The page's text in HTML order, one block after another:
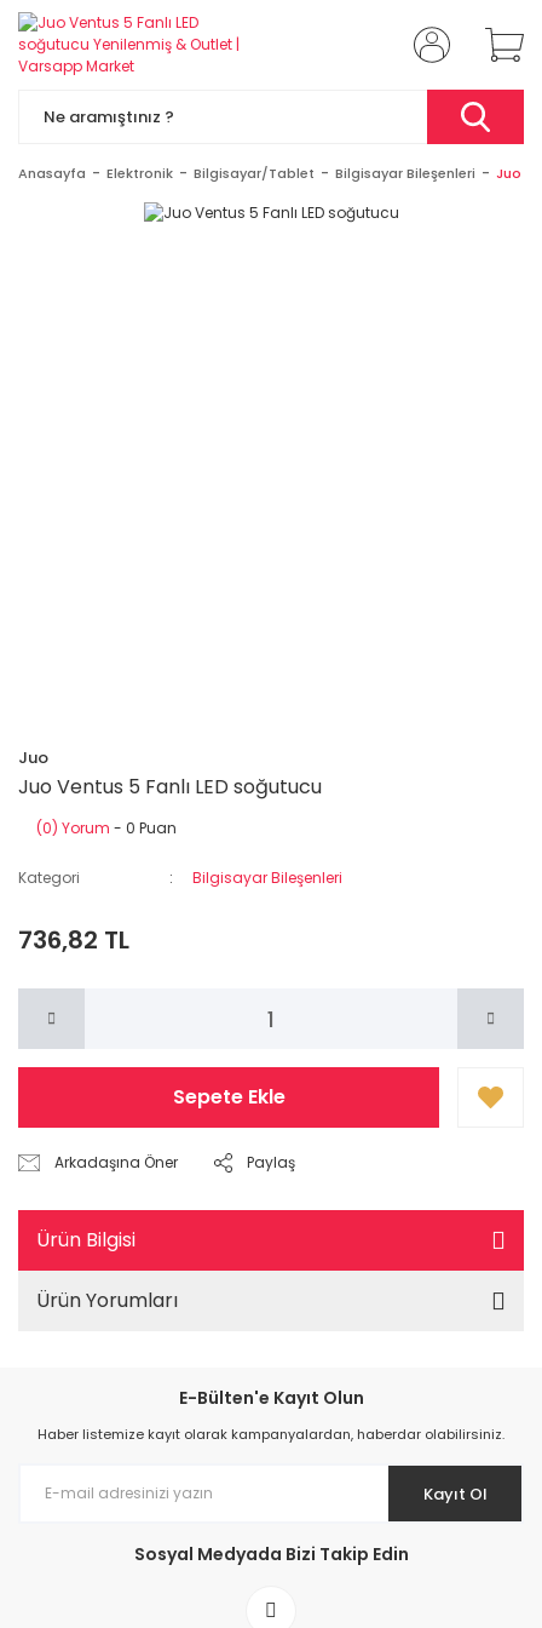
Anasayfa Elektronik Bilgisayar/Tablet Bilgisayar Bileşenleri Juo
Juo
Juo Ventus 5 Fanlı LED soğutucu
(0) Yorum - 0 Puan
Kategori Bilgisayar Bileşenleri
736,82 TL
Sepete Ekle
Arkadaşına Öner Paylaş
Ürün Bilgisi
Ürün Yorumları
E-Bülten'e Kayıt Olun
Haber listemize kayıt olarak kampanyalardan, haberdar olabilirsiniz.
Kayıt Ol
Sosyal Medyada Bizi Takip Edin